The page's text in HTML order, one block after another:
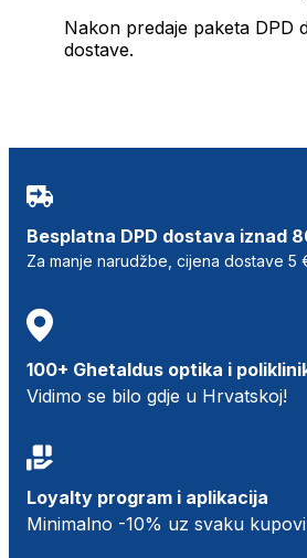
Nakon predaje paketa DPD
dostave.
Besplatna DPD dostava iznad
Za manje narudžbe, cijena dostave 5
100+ Ghetaldus optika i
Vidimo se bilo gdje u Hrvatskoj!
Loyalty program i aplikacija
Minimalno -10% uz svaku